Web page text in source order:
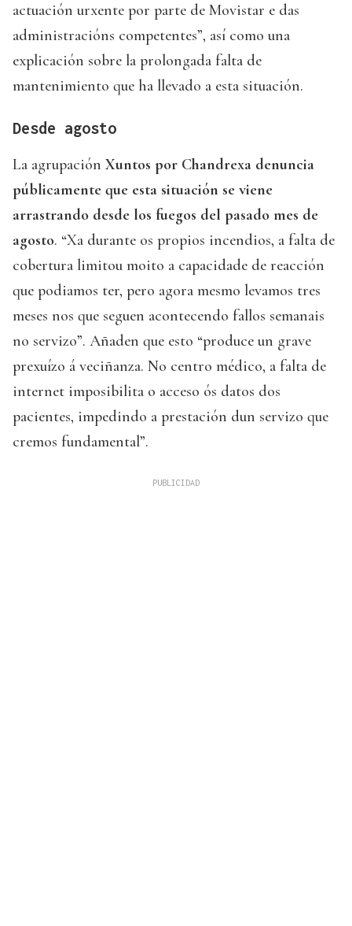
actuación urxente por parte de Movistar e das
administracións competentes”, así como una
explicación sobre la prolongada falta de
mantenimiento que ha llevado a esta situación.
Desde agosto
La agrupación Xuntos por Chandrexa denuncia
públicamente que esta situación se viene
arrastrando desde los fuegos del pasado mes de
agosto. “Xa durante os propios incendios, a falta de
cobertura limitou moito a capacidade de reacción
que podiamos ter, pero agora mesmo levamos tres
meses nos que seguen acontecendo fallos semanais
no servizo”. Añaden que esto “produce un grave
prexuízo á veciñanza. No centro médico, a falta de
internet imposibilita o acceso ós datos dos
pacientes, impedindo a prestación dun servizo que
cremos fundamental”.